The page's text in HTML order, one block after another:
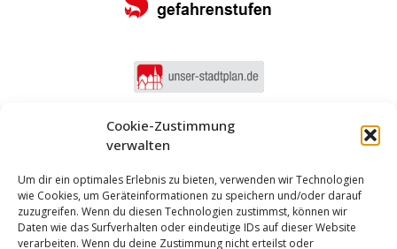
Cookie-Zustimmung
verwalten
Um dir ein optimales Erlebnis zu bieten, verwenden wir Technologien
wie Cookies, um Geräteinformationen zu speichern und/oder darauf
zuzugreifen. Wenn du diesen Technologien zustimmst, können wir
Daten wie das Surfverhalten oder eindeutige IDs auf dieser Website
verarbeiten. Wenn du deine Zustimmung nicht erteilst oder